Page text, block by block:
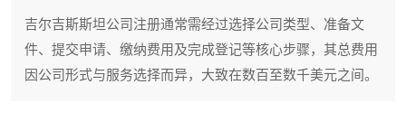
吉尔吉斯斯坦公司注册通常需经过选择公司类型、准备文
件、提交申请、缴纳费用及完成登记等核心步骤，其总费用
因公司形式与服务选择而异，大致在数百至数千美元之间。